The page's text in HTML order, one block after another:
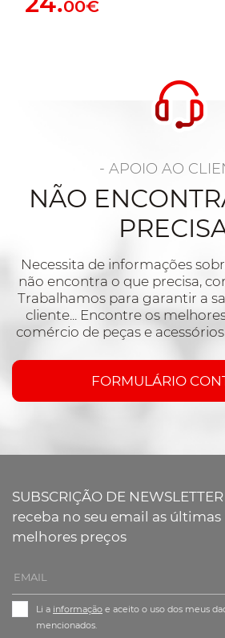
00€
- APOIO AO
NÃO
Necessita de informações
não encontra o que precisa,
Trabalhamos para garantir a
cliente... Encontre os
comércio de peças e
FORMULÁRIO
SUBSCRIÇÃO DE NEWSLETTER
receba no seu email as
melhores preços
Li a informação e aceito o uso dos meus
mencionados.